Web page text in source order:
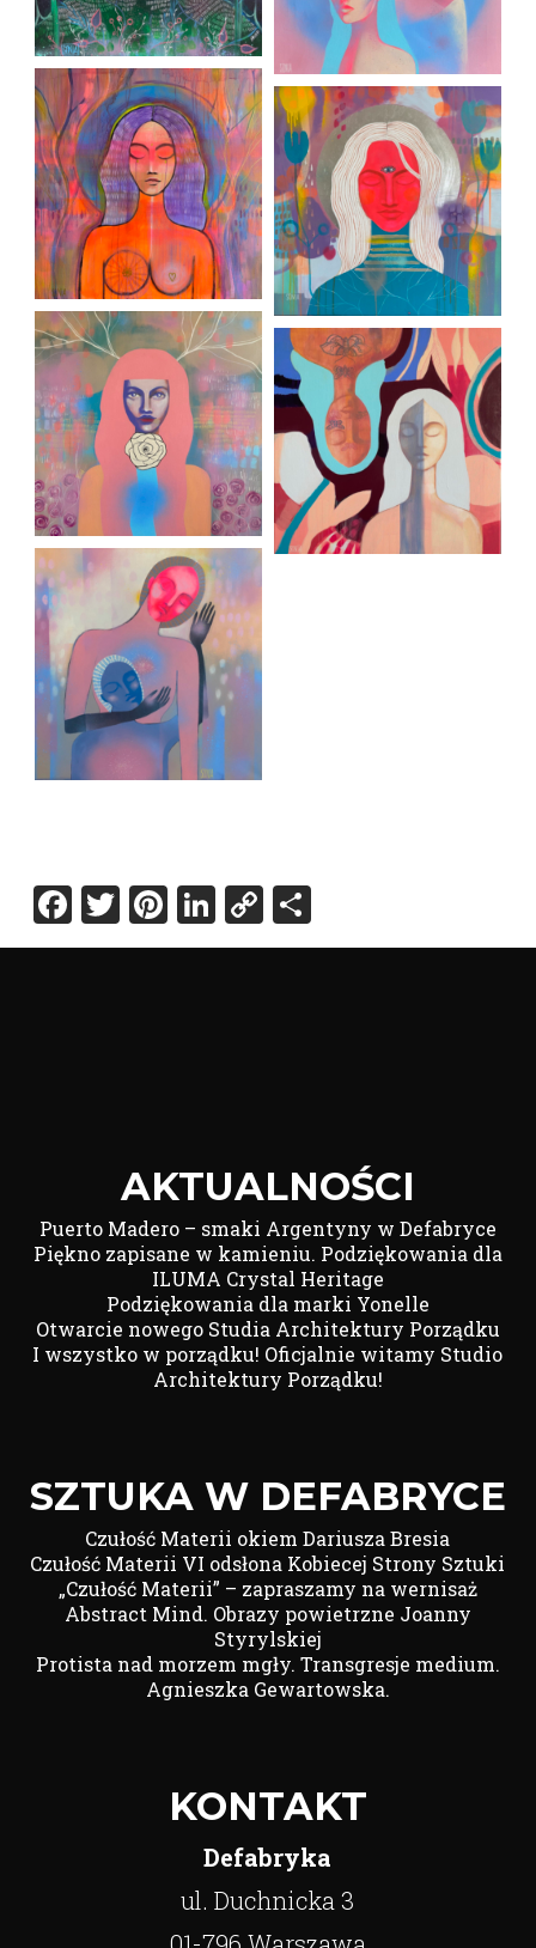
Facebook
Twitter
Pinterest
LinkedIn
Copy
Link
Share
AKTUALNOŚCI
Puerto Madero – smaki Argentyny w Defabryce
Piękno zapisane w kamieniu. Podziękowania dla
ILUMA Crystal Heritage
Podziękowania dla marki Yonelle
Otwarcie nowego Studia Architektury Porządku
I wszystko w porządku! Oficjalnie witamy Studio
Architektury Porządku!
SZTUKA W DEFABRYCE
Czułość Materii okiem Dariusza Bresia
Czułość Materii VI odsłona Kobiecej Strony Sztuki
„Czułość Materii” – zapraszamy na wernisaż
Abstract Mind. Obrazy powietrzne Joanny
Styrylskiej
Protista nad morzem mgły. Transgresje medium.
Agnieszka Gewartowska.
KONTAKT
Defabryka
ul. Duchnicka 3